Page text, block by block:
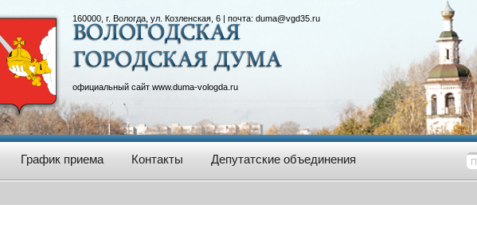
160000, г. Вологда, ул. Козленская, 6 | почта: duma@vgd35.ru
официальный сайт www.duma-vologda.ru
График приема Контакты Депутатские объединения